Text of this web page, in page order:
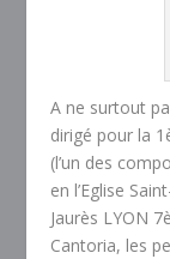
A ne surtout
dirigé pour la
(l’un des
en l’Eglise
Jaurès LYON
Cantoria, les